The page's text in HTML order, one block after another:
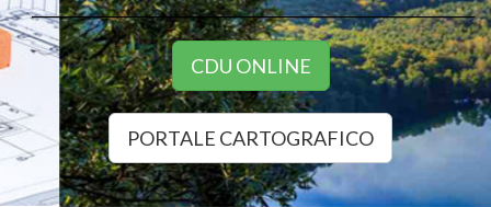
CDU ONLINE
PORTALE CARTOGRAFICO